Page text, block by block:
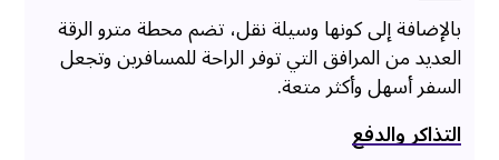
بالإضافة إلى كونها وسيلة نقل، تضم محطة مترو الرقة
العديد من المرافق التي توفر الراحة للمسافرين وتجعل
السفر أسهل وأكثر متعة.
التذاكر والدفع